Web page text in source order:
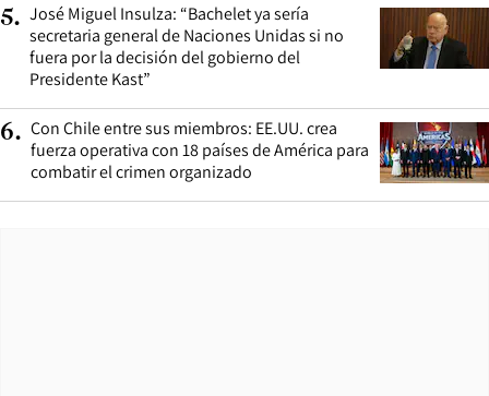
5. José Miguel Insulza: “Bachelet ya sería
secretaria general de Naciones Unidas si no
fuera por la decisión del gobierno del
Presidente Kast”
6. Con Chile entre sus miembros: EE.UU. crea
fuerza operativa con 18 países de América para
combatir el crimen organizado